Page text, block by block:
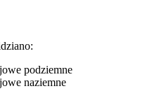
podziemne
naziemne